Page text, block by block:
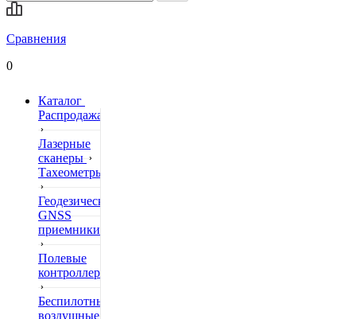
Сравнения
0
Каталог
Распродажа
Лазерные
сканеры
Тахеометры
Геодезические
GNSS
приемники
Полевые
контроллеры
Беспилотные
воздушные